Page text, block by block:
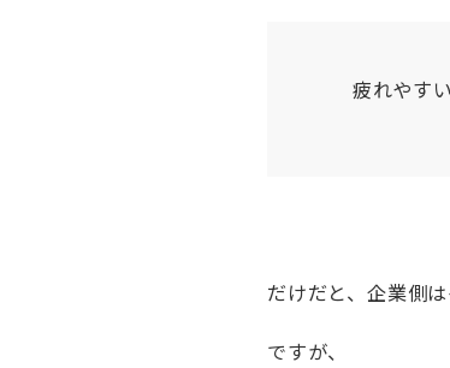
疲れやす
だけだと、企業側
ですが、